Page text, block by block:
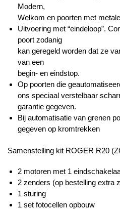
Modern,
Welkom en poorten met
Uitvoering met “eindeloop”.
poort zodanig
kan geregeld worden dat ze
van een
begin- en eindstop.
Op poorten die
ons speciaal verstelbaar
garantie gegeven.
Bij automatisatie van grenen
gegeven op kromtrekken
Samenstelling kit ROGER R20
2 motoren met 1
2 zenders (op bestelling extra
1 sturing
1 set fotocellen opbouw